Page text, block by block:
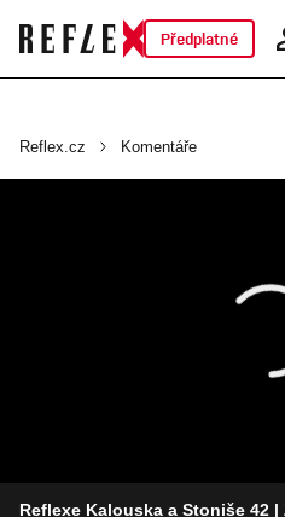
Předplatné
Reflex.cz Komentáře
Reflexe Kalouska a Stoniše 42 |